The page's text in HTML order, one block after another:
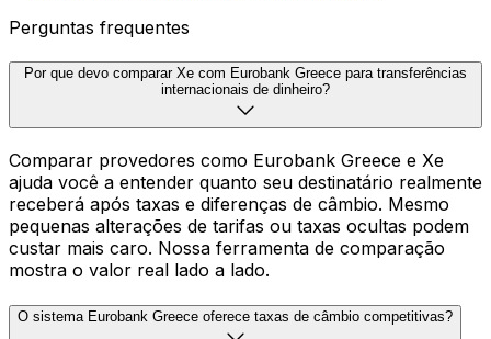
Perguntas frequentes
Por que devo comparar Xe com Eurobank Greece para transferências
internacionais de dinheiro?
Comparar provedores como Eurobank Greece e Xe
ajuda você a entender quanto seu destinatário realmente
receberá após taxas e diferenças de câmbio. Mesmo
pequenas alterações de tarifas ou taxas ocultas podem
custar mais caro. Nossa ferramenta de comparação
mostra o valor real lado a lado.
O sistema Eurobank Greece oferece taxas de câmbio competitivas?